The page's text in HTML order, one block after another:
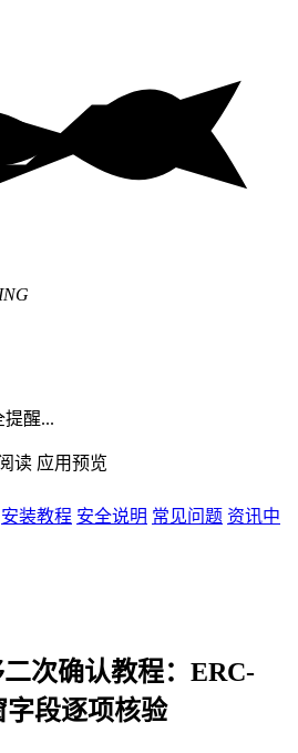
醒...
读 应用预览
安装教程 安全说明 常见问题 资讯中
次确认教程：ERC-
字段逐项核验